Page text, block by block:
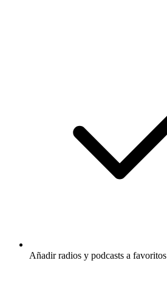
Añadir radios y podcasts a favoritos